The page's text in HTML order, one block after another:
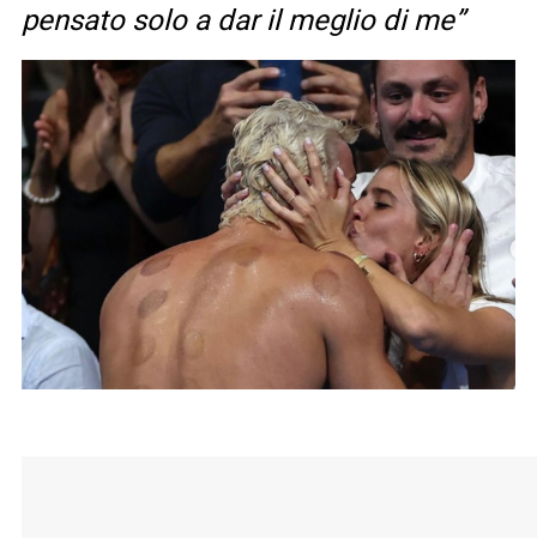
pensato solo a dar il meglio di me”